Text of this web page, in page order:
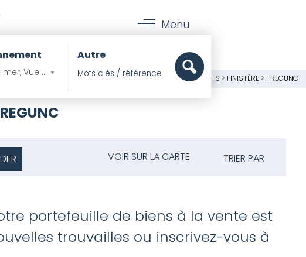
Menu
Vue mer, Pieds dans l'eau
Autre
PIERRES ET MER > IMMOBILIER APPARTEMENTS > FINISTÈRE> TREGUNC
TRIER PAR
VOIR SUR LA CARTE
portefeuille de biens à la vente est
trouvailles ou inscrivez-vous à